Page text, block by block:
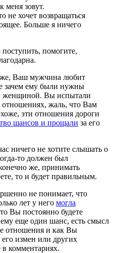
меня зовут.
не хочет возвращаться
Больше я ничего
помогите,
Ваш мужчина любит
зачем ему были нужны
женщиной. Вы испытали
отношениях, жаль, что Вам
эти отношения дороги
шансов и прощали за его
ничего не хотите слышать о
то должен был
же, принимать
то и будет правильным.
не понимает, что
лет у него могла
Вы постоянно будете
еще один шанс, есть смысл
отношения и как Вы
его измен или других
комментариях.